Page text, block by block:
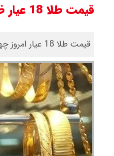
قیمت طلا 18 عیار ظهر امروز چهارشنبه 24 اردیبهشت 1404
قیمت طلا 18 عیار امروز چهارشنبه 24 اردیبهشت 1404، با رقم 6 میلیون و 569 هزار و 700 تومان به ثبت رسید.